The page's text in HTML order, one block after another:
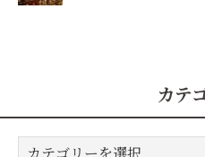
カテ
カ